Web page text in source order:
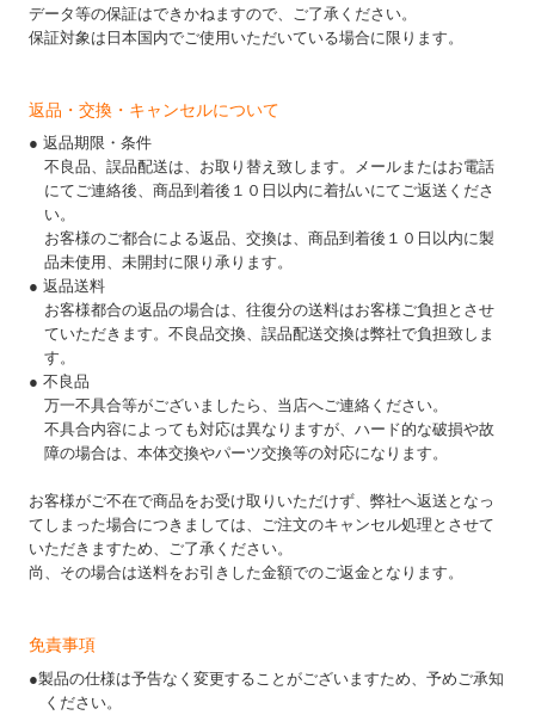
データ等の保証はできかねますので、ご了承ください。
保証対象は日本国内でご使用いただいている場合に限ります。
返品・交換・キャンセルについて
● 返品期限・条件
不良品、誤品配送は、お取り替え致します。メールまたはお電話
にてご連絡後、商品到着後１０日以内に着払いにてご返送くださ
い。
お客様のご都合による返品、交換は、商品到着後１０日以内に製
品未使用、未開封に限り承ります。
● 返品送料
お客様都合の返品の場合は、往復分の送料はお客様ご負担とさせ
ていただきます。不良品交換、誤品配送交換は弊社で負担致しま
す。
● 不良品
万一不具合等がございましたら、当店へご連絡ください。
不具合内容によっても対応は異なりますが、ハード的な破損や故
障の場合は、本体交換やパーツ交換等の対応になります。
お客様がご不在で商品をお受け取りいただけず、弊社へ返送となっ
てしまった場合につきましては、ご注文のキャンセル処理とさせて
いただきますため、ご了承ください。
尚、その場合は送料をお引きした金額でのご返金となります。
免責事項
●製品の仕様は予告なく変更することがございますため、予めご承知
ください。